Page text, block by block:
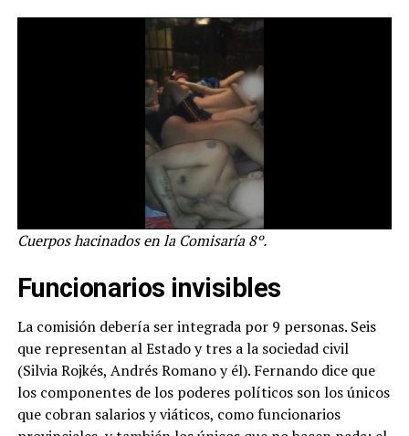
Cuerpos hacinados en la Comisaría 8º.
Funcionarios invisibles
La comisión debería ser integrada por 9 personas. Seis
que representan al Estado y tres a la sociedad civil
(Silvia Rojkés, Andrés Romano y él). Fernando dice que
los componentes de los poderes políticos son los únicos
que cobran salarios y viáticos, como funcionarios